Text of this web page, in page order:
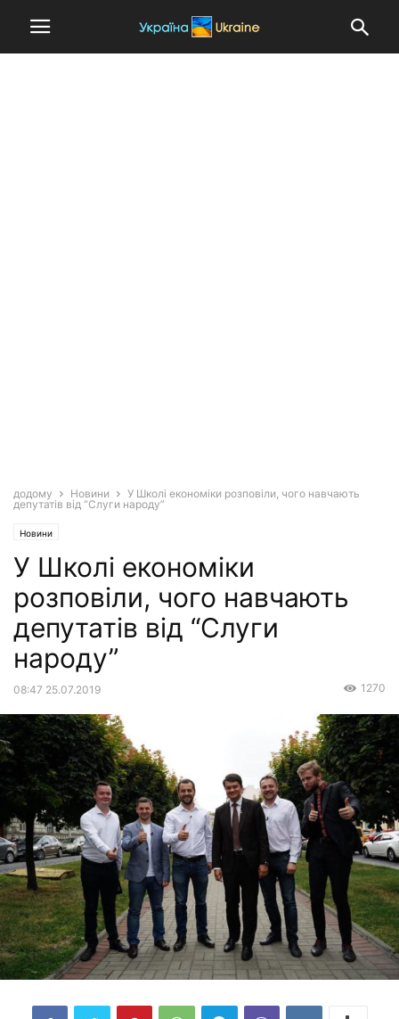
додому Новини
У Школі економіки розповіли, чого навчають
депутатів від “Слуги народу”
Новини
У Школі економіки
розповіли, чого навчають
депутатів від “Слуги
народу”
08:47 25.07.2019 1270